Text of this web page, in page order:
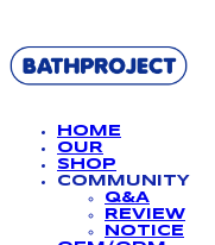
HOME
OUR
SHOP
COMMUNITY
Q&A
REVIEW
NOTICE